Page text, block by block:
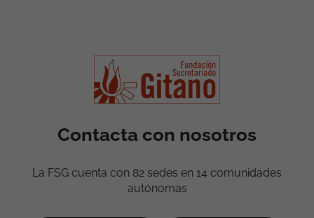
Contacta con nosotros
La FSG cuenta con 82 sedes en 14 comunidades
autónomas